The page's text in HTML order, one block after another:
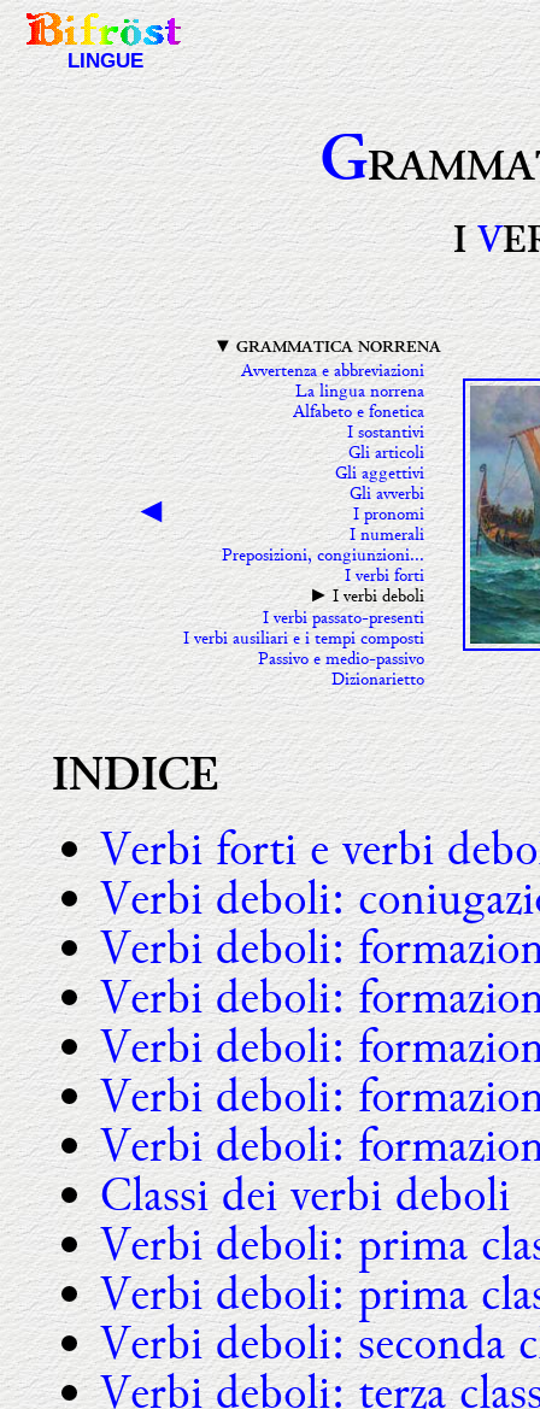
LINGUE
G
I V
◄
▼ GRAMMATICA NORRENA
Avvertenza e abbreviazioni
La lingua norrena
Alfabeto e fonetica
I sostantivi
Gli articoli
Gli aggettivi
Gli avverbi
I pronomi
I numerali
Preposizioni, congiunzioni...
I verbi forti
► I verbi deboli
I verbi passato-presenti
I verbi ausiliari e i tempi composti
Passivo e medio-passivo
Dizionarietto
INDICE
Verbi forti e verbi
Verbi deboli:
Verbi deboli:
Verbi deboli:
Verbi deboli:
Verbi deboli:
Verbi deboli:
Classi dei verbi deboli
Verbi deboli: prima
Verbi deboli: prima
Verbi deboli: seconda
Verbi deboli: terza